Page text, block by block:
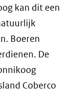
kan dit een
Boeren
De
Coberco